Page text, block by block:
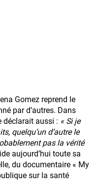
Gomez reprend le
par d’autres. Dans
déclarait aussi : « Si je
quelqu’un d’autre le
pas la vérité
aujourd’hui toute sa
du documentaire « My
sur la santé